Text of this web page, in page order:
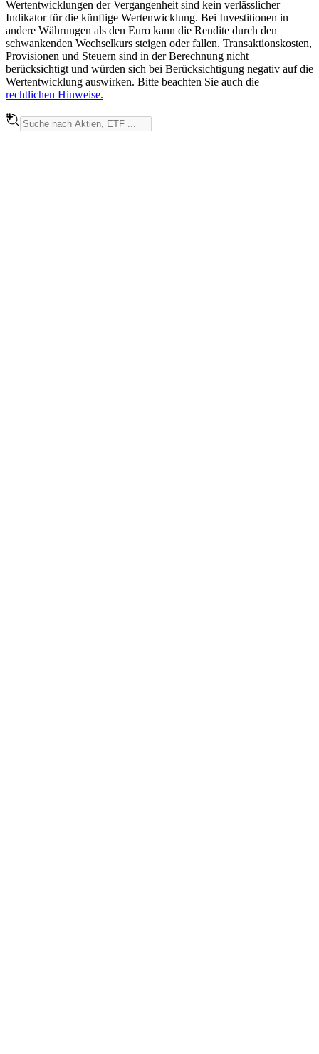
Wertentwicklungen der Vergangenheit sind kein verlässlicher
Indikator für die künftige Wertenwicklung. Bei Investitionen in
andere Währungen als den Euro kann die Rendite durch den
schwankenden Wechselkurs steigen oder fallen. Transaktionskosten,
Provisionen und Steuern sind in der Berechnung nicht
berücksichtigt und würden sich bei Berücksichtigung negativ auf die
Wertentwicklung auswirken. Bitte beachten Sie auch die
rechtlichen Hinweise.